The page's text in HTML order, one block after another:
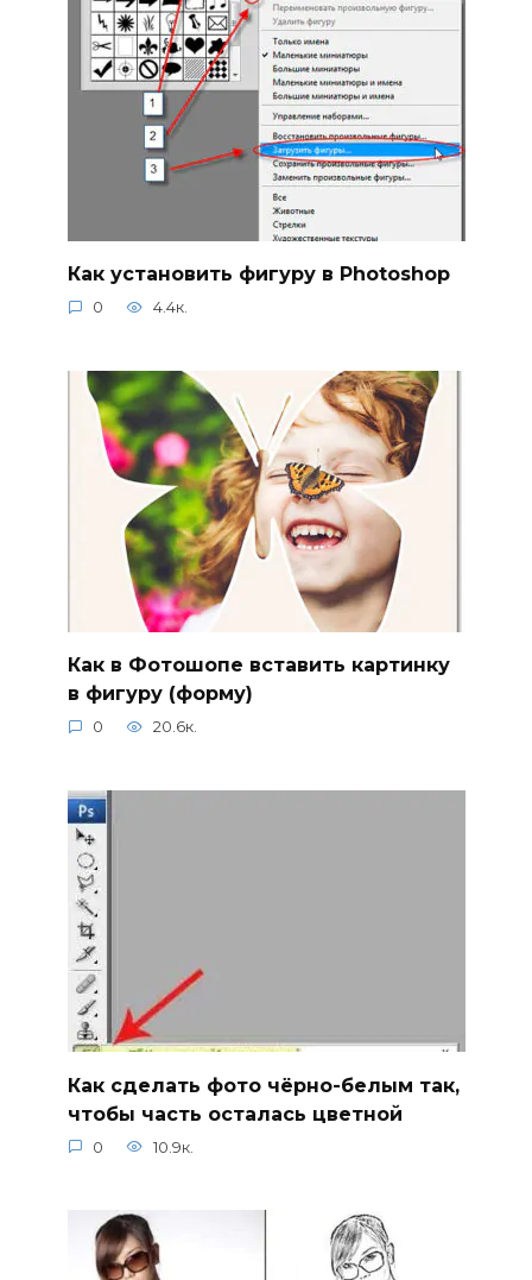
Как установить фигуру в Photoshop
0 4.4к.
Как в Фотошопе вставить картинку
в фигуру (форму)
0 20.6к.
Как сделать фото чёрно-белым так,
чтобы часть осталась цветной
0 10.9к.